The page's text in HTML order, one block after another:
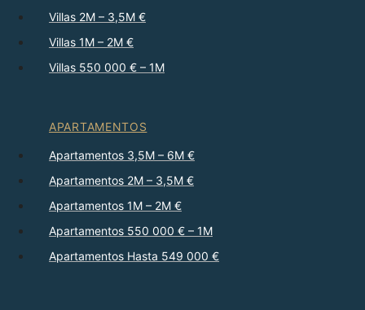
Villas 2M – 3,5M €
Villas 1M – 2M €
Villas 550 000 € – 1M
APARTAMENTOS
Apartamentos 3,5M – 6M €
Apartamentos 2M – 3,5M €
Apartamentos 1M – 2M €
Apartamentos 550 000 € – 1M
Apartamentos Hasta 549 000 €